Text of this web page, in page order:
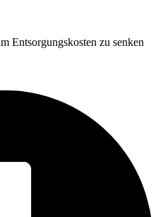
Entsorgungskosten zu senken